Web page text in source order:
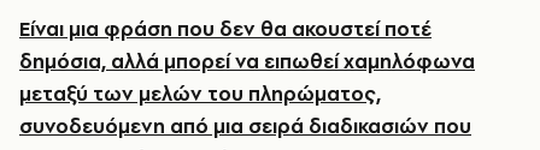
Είναι μια φράση που δεν θα ακουστεί ποτέ
δημόσια, αλλά μπορεί να ειπωθεί χαμηλόφωνα
μεταξύ των μελών του πληρώματος,
συνοδευόμενη από μια σειρά διαδικασιών που